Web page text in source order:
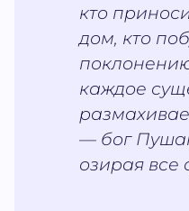
кто
дом, кто
каждое
— бог
озирая все